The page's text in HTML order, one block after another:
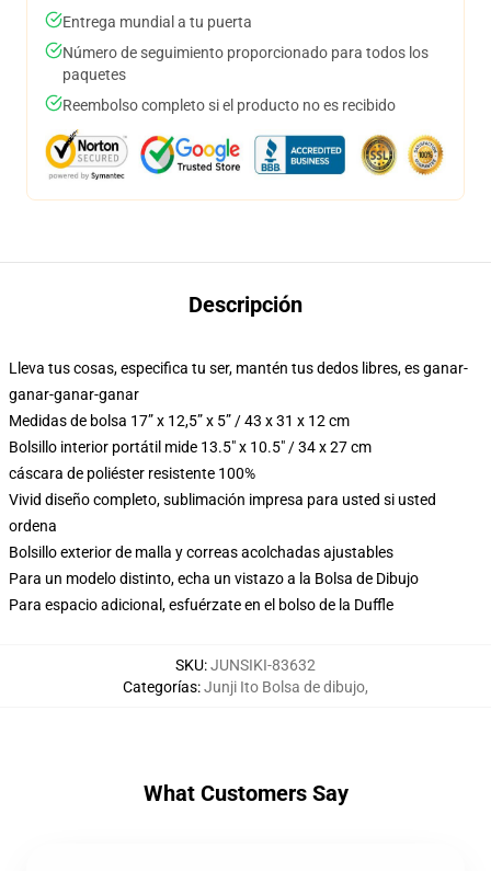
Entrega mundial a tu puerta
Número de seguimiento proporcionado para todos los
paquetes
Reembolso completo si el producto no es recibido
Descripción
Lleva tus cosas, especifica tu ser, mantén tus dedos libres, es ganar-
ganar-ganar-ganar
Medidas de bolsa 17” x 12,5” x 5” / 43 x 31 x 12 cm
Bolsillo interior portátil mide 13.5" x 10.5" / 34 x 27 cm
cáscara de poliéster resistente 100%
Vivid diseño completo, sublimación impresa para usted si usted
ordena
Bolsillo exterior de malla y correas acolchadas ajustables
Para un modelo distinto, echa un vistazo a la Bolsa de Dibujo
Para espacio adicional, esfuérzate en el bolso de la Duffle
SKU:JUNSIKI-83632
Categorías:Junji Ito Bolsa de dibujo,
What Customers Say